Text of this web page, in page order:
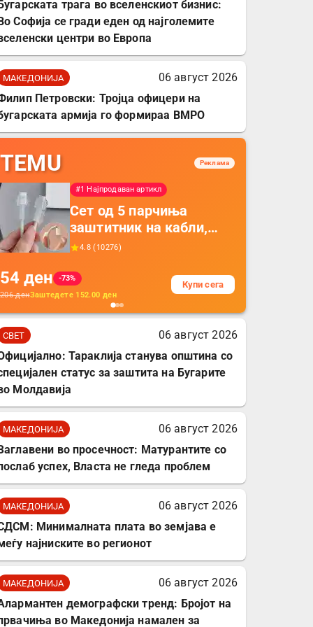
Бугарската трага во вселенскиот бизнис:
Софија се гради еден од најголемите
центри во Европа
МАКЕДОНИЈА
06 август 2026
Петровски: Тројца офицери на
армија го формираа ВМРО
TEMU Реклама
#1 Најпродаван артикл
Сет од 5 парчиња
заштитник на кабли,
прекривка за заштита
додатоци за заштита на
кабли, без батерија, за
мобилни телефони,
комплет за заштита на
4.8 (10276)
54 ден
-73%
206денЗаштедете 152.00 ден
Купи сега
СВЕТ
06 август 2026
Тараклија станува општина со
статус за заштита на Бугарите
Молдавија
МАКЕДОНИЈА
06 август 2026
во просечност: Матурантите со
успех, Власта не гледа проблем
МАКЕДОНИЈА
06 август 2026
Минималната плата во земјава е
најниските во регионот
МАКЕДОНИЈА
06 август 2026
демографски тренд: Бројот на
во Македонија намален за